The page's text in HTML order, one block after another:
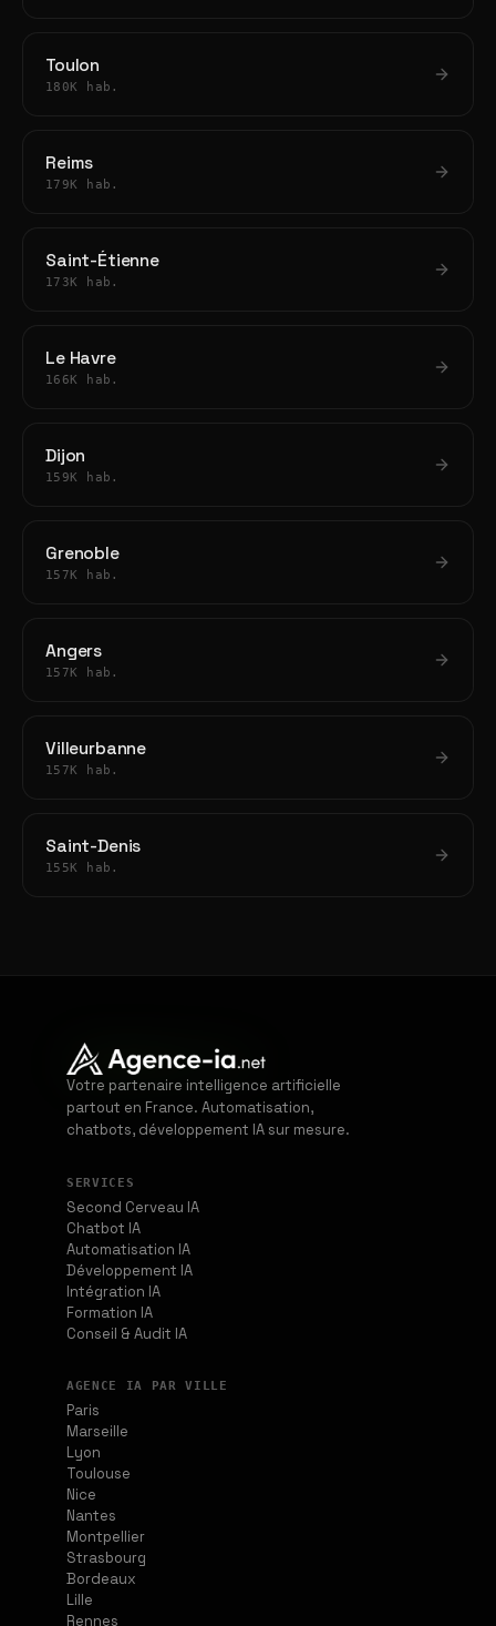
Toulon
180K hab.
Reims
179K hab.
Saint-Étienne
173K hab.
Le Havre
166K hab.
Dijon
159K hab.
Grenoble
157K hab.
Angers
157K hab.
Villeurbanne
157K hab.
Saint-Denis
155K hab.
Votre partenaire intelligence artificielle
partout en France. Automatisation,
chatbots, développement IA sur mesure.
SERVICES
Second Cerveau IA
Chatbot IA
Automatisation IA
Développement IA
Intégration IA
Formation IA
Conseil & Audit IA
AGENCE IA PAR VILLE
Paris
Marseille
Lyon
Toulouse
Nice
Nantes
Montpellier
Strasbourg
Bordeaux
Lille
Rennes